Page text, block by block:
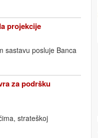
projekcije
sastavu posluje Banca
za podršku
strateškoj